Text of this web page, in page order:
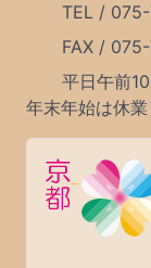
TEL /
FAX /
平日午前
年末年始は休業